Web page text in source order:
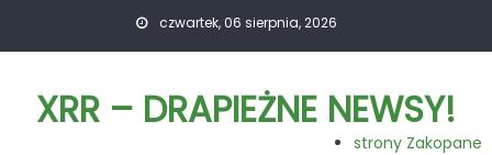
czwartek, 06 sierpnia, 2026
XRR – DRAPIEŻNE NEWSY!
strony Zakopane